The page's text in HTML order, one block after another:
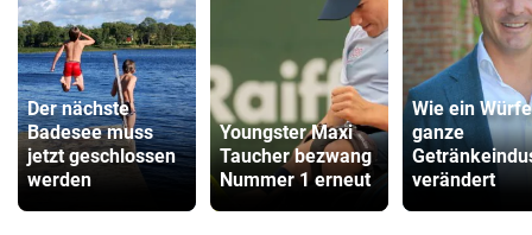
Der nächste
Badesee muss
jetzt geschlossen
werden
Youngster Maxi
Taucher bezwang
Nummer 1 erneut
Wie ein
ganze
verändert